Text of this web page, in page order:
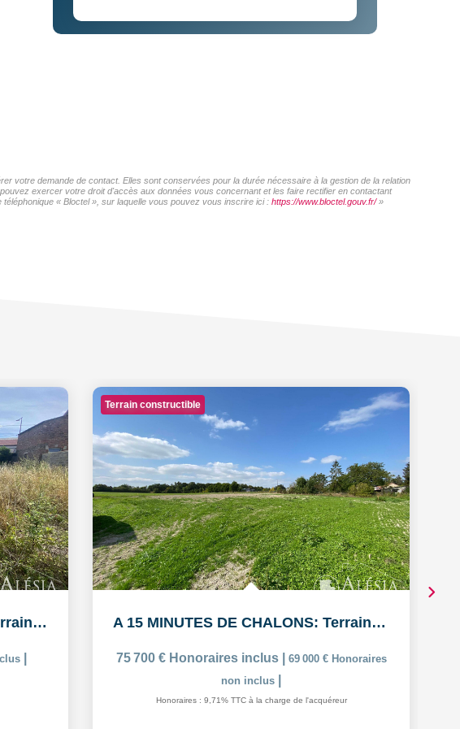
votre demande de contact. Elles sont conservées pour la durée nécessaire à la gestion de la relation
exercer votre droit d'accès aux données vous concernant et les faire rectifier en contactant
« Bloctel », sur laquelle vous pouvez vous inscrire ici : https://www.bloctel.gouv.fr/»
CHALONS PROCHE CENTRE: Terrain à bâtir de 911m2
Terrain constructible
A 15 MINUTES DE CHALONS: Terrain à bâtir viabilisé de 772m²
75 700 € Honoraires inclus 69 000 € Honoraires
non inclus
Honoraires : 9,71% TTC à la charge de l'acquéreur